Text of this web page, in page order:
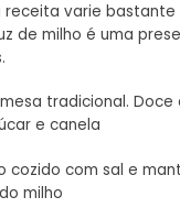
receita varie
de milho é uma
tradicional.
e canela
cozido com sal e
milho